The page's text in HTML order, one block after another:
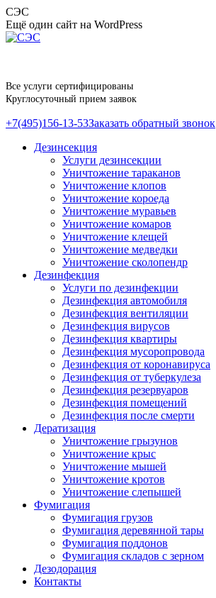
Перейти
к
содержанию
СЭС
Ещё один сайт на WordPress
Все услуги сертифицированы
Круглосуточный прием заявок
+7(495)156-13-53Заказать обратный звонок
Дезинсекция
Услуги дезинсекции
Уничтожение тараканов
Уничтожение клопов
Уничтожение короеда
Уничтожение муравьев
Уничтожение комаров
Уничтожение клещей
Уничтожение медведки
Уничтожение сколопендр
Дезинфекция
Услуги по дезинфекции
Дезинфекция автомобиля
Дезинфекция вентиляции
Дезинфекция вирусов
Дезинфекция квартиры
Дезинфекция мусоропровода
Дезинфекция от коронавируса
Дезинфекция от туберкулеза
Дезинфекция резервуаров
Дезинфекция помещений
Дезинфекция после смерти
Дератизация
Уничтожение грызунов
Уничтожение крыс
Уничтожение мышей
Уничтожение кротов
Уничтожение слепышей
Фумигация
Фумигация грузов
Фумигация деревянной тары
Фумигация поддонов
Фумигация складов с зерном
Дезодорация
Контакты